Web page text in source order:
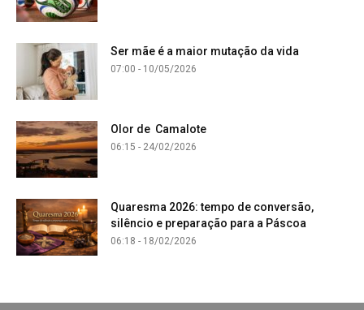
Ser mãe é a maior mutação da vida
07:00 - 10/05/2026
Olor de Camalote
06:15 - 24/02/2026
Quaresma 2026: tempo de conversão,
silêncio e preparação para a Páscoa
06:18 - 18/02/2026